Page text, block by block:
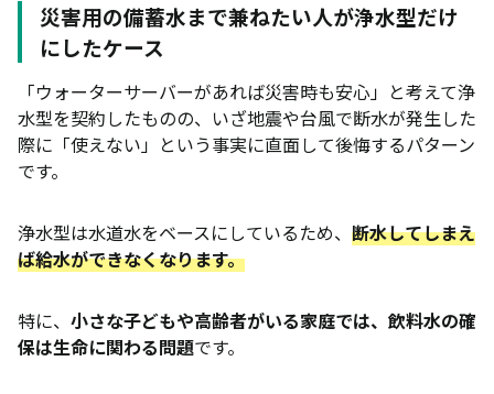
災害用の備蓄水まで兼ねたい人が浄水型だけ
にしたケース
「ウォーターサーバーがあれば災害時も安心」と考えて浄
水型を契約したものの、いざ地震や台風で断水が発生した
際に「使えない」という事実に直面して後悔するパターン
です。
浄水型は水道水をベースにしているため、 断水してしまえ
ば給水ができなくなります。
特に、 小さな子どもや高齢者がいる家庭では、飲料水の確
保は生命に関わる問題です。